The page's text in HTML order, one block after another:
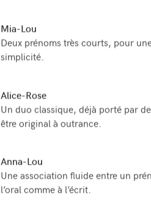
Mia-Lou
Deux prénoms très courts, pour
simplicité.
Alice-Rose
Un duo classique, déjà porté par
être original à outrance.
Anna-Lou
Une association fluide entre un
l’oral comme à l’écrit.